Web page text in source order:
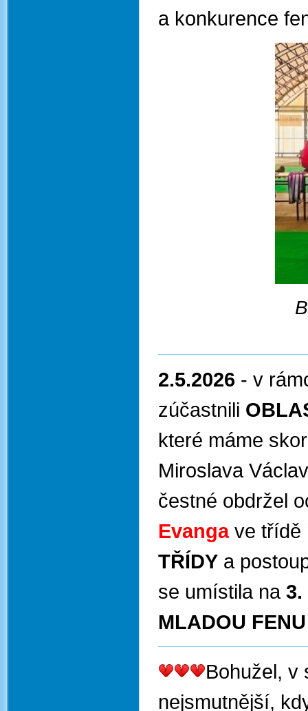
a konkurence
2.5.2026 - v
zúčastnili
které máme
Miroslava
čestné obdržel
Evanga ve třídě
TŘÍDY a
se umístila na
MLADOU
Bohužel, v
nejsmutnější,